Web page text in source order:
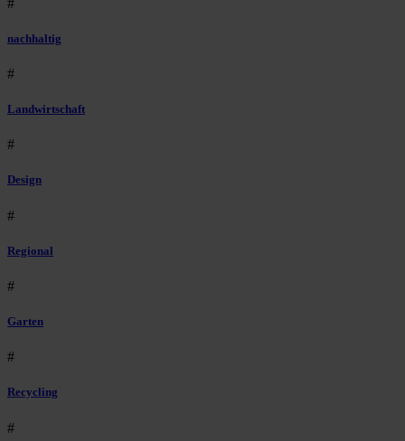
nachhaltig
#
Landwirtschaft
#
Design
#
Regional
#
Garten
#
Recycling
#